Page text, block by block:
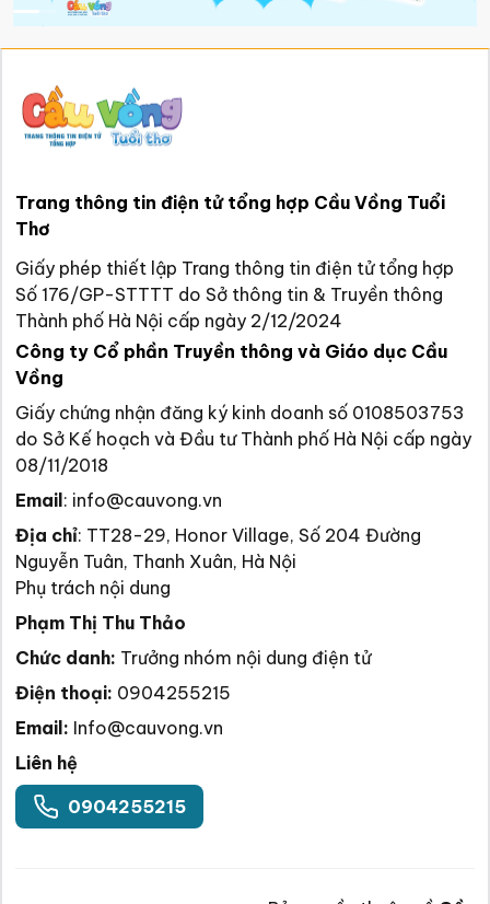
Trang thông tin điện tử tổng hợp Cầu Vồng Tuổi
Thơ
Giấy phép thiết lập Trang thông tin điện tử tổng hợp
Số 176/GP-STTTT do Sở thông tin & Truyền thông
Thành phố Hà Nội cấp ngày 2/12/2024
Công ty Cổ phần Truyền thông và Giáo dục Cầu
Vồng
Giấy chứng nhận đăng ký kinh doanh số 0108503753
do Sở Kế hoạch và Đầu tư Thành phố Hà Nội cấp ngày
08/11/2018
Email : info@cauvong.vn
Địa chỉ: TT28-29, Honor Village, Số 204 Đường
Nguyễn Tuân, Thanh Xuân, Hà Nội
Phụ trách nội dung
Phạm Thị Thu Thảo
Chức danh: Trưởng nhóm nội dung điện tử
Điện thoại: 0904255215
Email: Info@cauvong.vn
Liên hệ
0904255215